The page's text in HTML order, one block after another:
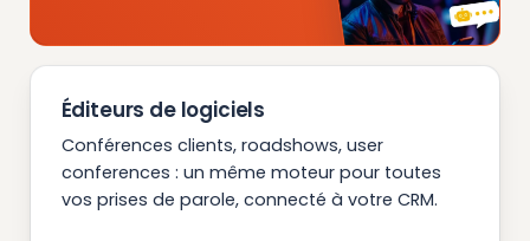
Éditeurs de logiciels
Conférences clients, roadshows, user
conferences : un même moteur pour toutes
vos prises de parole, connecté à votre CRM.